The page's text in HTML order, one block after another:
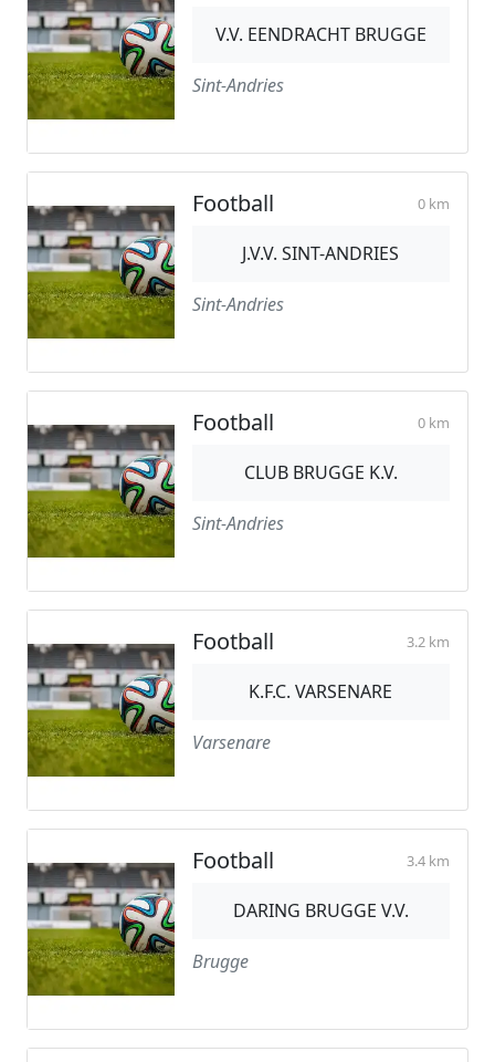
V.V. EENDRACHT BRUGGE
Sint-Andries
Football 0 km
J.V.V. SINT-ANDRIES
Sint-Andries
Football 0 km
CLUB BRUGGE K.V.
Sint-Andries
Football 3.2 km
K.F.C. VARSENARE
Varsenare
Football 3.4 km
DARING BRUGGE V.V.
Brugge